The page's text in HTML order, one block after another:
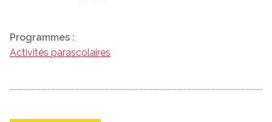
Programmes :
Activités parascolaires